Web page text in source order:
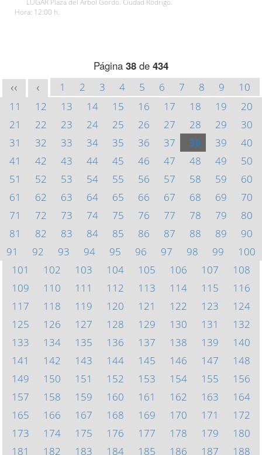
LUGAR Plaza del Árbol Gordo. Ciudad Rodrigo.
Hora: 12:00 h.
Página 38 de 434
<< < 1 2 3 4 5 6 7 8 9
10
11
12 13 14 15 16 17 18 19
20
21
22 23 24 25 26 27 28 29
30
31
32 33 34 35 36 37 38 39
40
41
42 43 44 45 46 47 48 49
50
51
52 53 54 55 56 57 58 59
60
61
62 63 64 65 66 67 68 69
70
71
72 73 74 75 76 77 78 79
80
81
82 83 84 85 86 87 88 89
90
91
92 93 94 95 96 97 98 99
100
101
102 103 104 105 106 107
108
109
110 111 112 113 114 115
116
117
118 119 120 121 122 123
124
125
126 127 128 129 130 131
132
133
134 135 136 137 138 139
140
141
142 143 144 145 146 147
148
149
150 151 152 153 154 155
156
157
158 159 160 161 162 163
164
165
166 167 168 169 170 171
172
173
174 175 176 177 178 179
180
181
182 183 184 185 186 187
188